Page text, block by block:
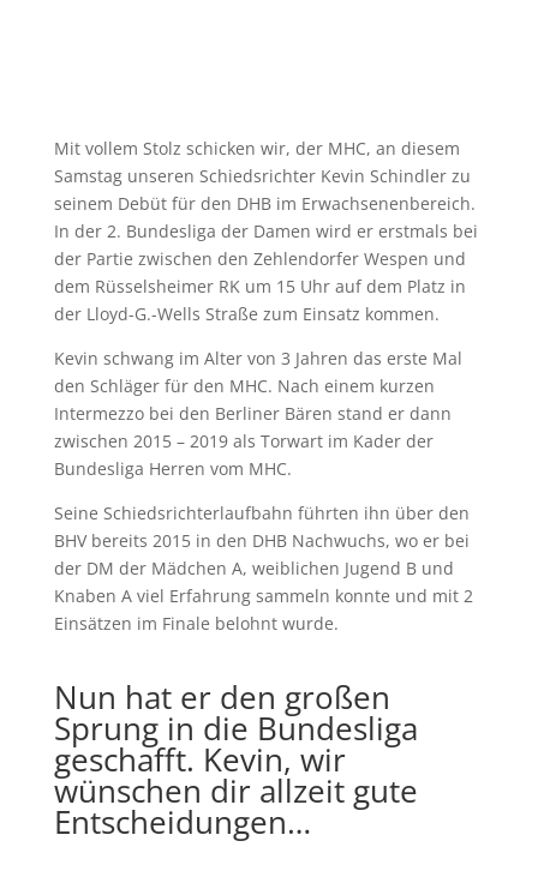
Mit vollem Stolz schicken wir, der MHC, an diesem
Samstag unseren Schiedsrichter Kevin Schindler zu
seinem Debüt für den DHB im Erwachsenenbereich.
In der 2. Bundesliga der Damen wird er erstmals bei
der Partie zwischen den Zehlendorfer Wespen und
dem Rüsselsheimer RK um 15 Uhr auf dem Platz in
der Lloyd-G.-Wells Straße zum Einsatz kommen.
Kevin schwang im Alter von 3 Jahren das erste Mal
den Schläger für den MHC. Nach einem kurzen
Intermezzo bei den Berliner Bären stand er dann
zwischen 2015 – 2019 als Torwart im Kader der
Bundesliga Herren vom MHC.
Seine Schiedsrichterlaufbahn führten ihn über den
BHV bereits 2015 in den DHB Nachwuchs, wo er bei
der DM der Mädchen A, weiblichen Jugend B und
Knaben A viel Erfahrung sammeln konnte und mit 2
Einsätzen im Finale belohnt wurde.
Nun hat er den großen
Sprung in die Bundesliga
geschafft. Kevin, wir
wünschen dir allzeit gute
Entscheidungen…